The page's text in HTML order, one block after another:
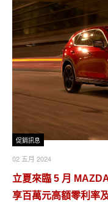
促銷訊息
02 五月 2024
立夏來臨 5 月
享百萬元高額零利率